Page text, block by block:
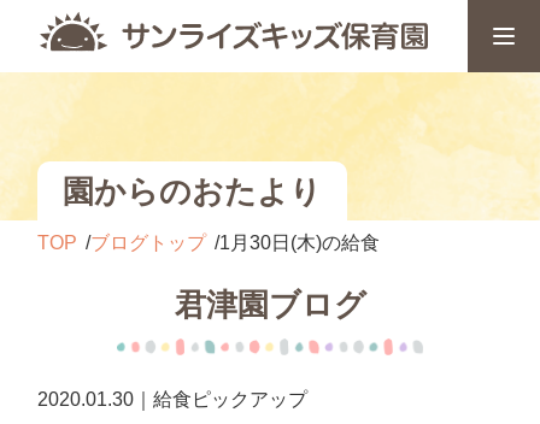
園からのおたより
TOP ブログトップ 1月30日(木)の給食
君津園ブログ
2020.01.30｜給食ピックアップ